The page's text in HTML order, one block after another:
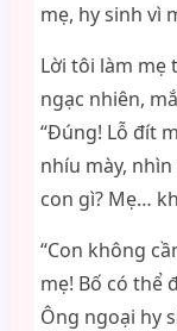
mẹ, hy sinh vì
Lời tôi làm mẹ
ngạc nhiên,
“Đúng! Lỗ đít
nhíu mày,
con gì? Mẹ…
“Con không
mẹ! Bố có thể
Ông ngoại hy